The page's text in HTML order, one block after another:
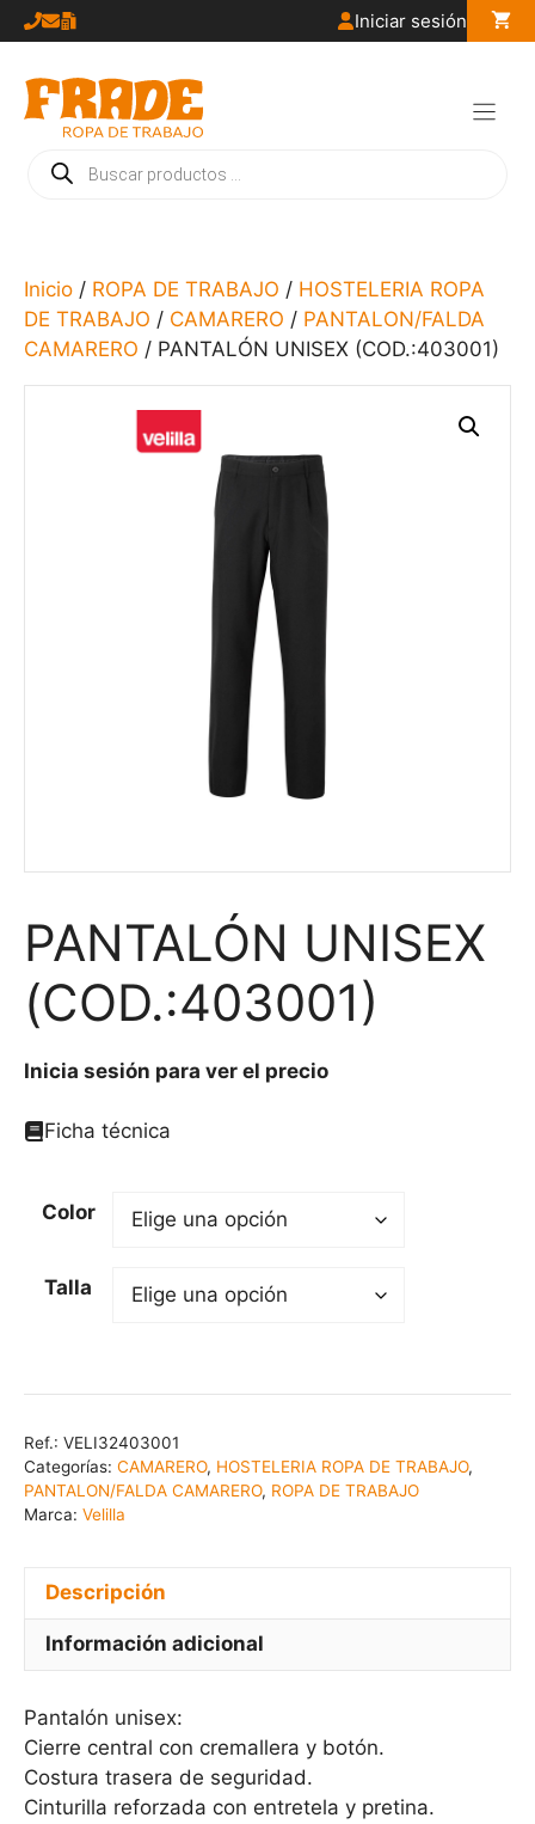
Saltar
al
contenido
Iniciar sesión
Búsqueda
de
Inicio / ROPA DE TRABAJO / HOSTELERIA ROPA
DE TRABAJO / CAMARERO / PANTALON/FALDA
CAMARERO / PANTALÓN UNISEX (COD.:403001)
PANTALÓN UNISEX
(COD.:403001)
Inicia sesión para ver el precio
Ficha técnica
Color
Talla
Ref.: VELI32403001
Categorías: CAMARERO, HOSTELERIA ROPA DE TRABAJO,
PANTALON/FALDA CAMARERO, ROPA DE TRABAJO
Marca: Velilla
Descripción
Información adicional
Pantalón unisex:
Cierre central con cremallera y botón.
Costura trasera de seguridad.
Cinturilla reforzada con entretela y pretina.